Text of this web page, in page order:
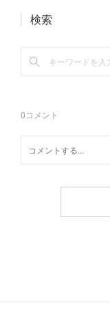
検索
0コメント